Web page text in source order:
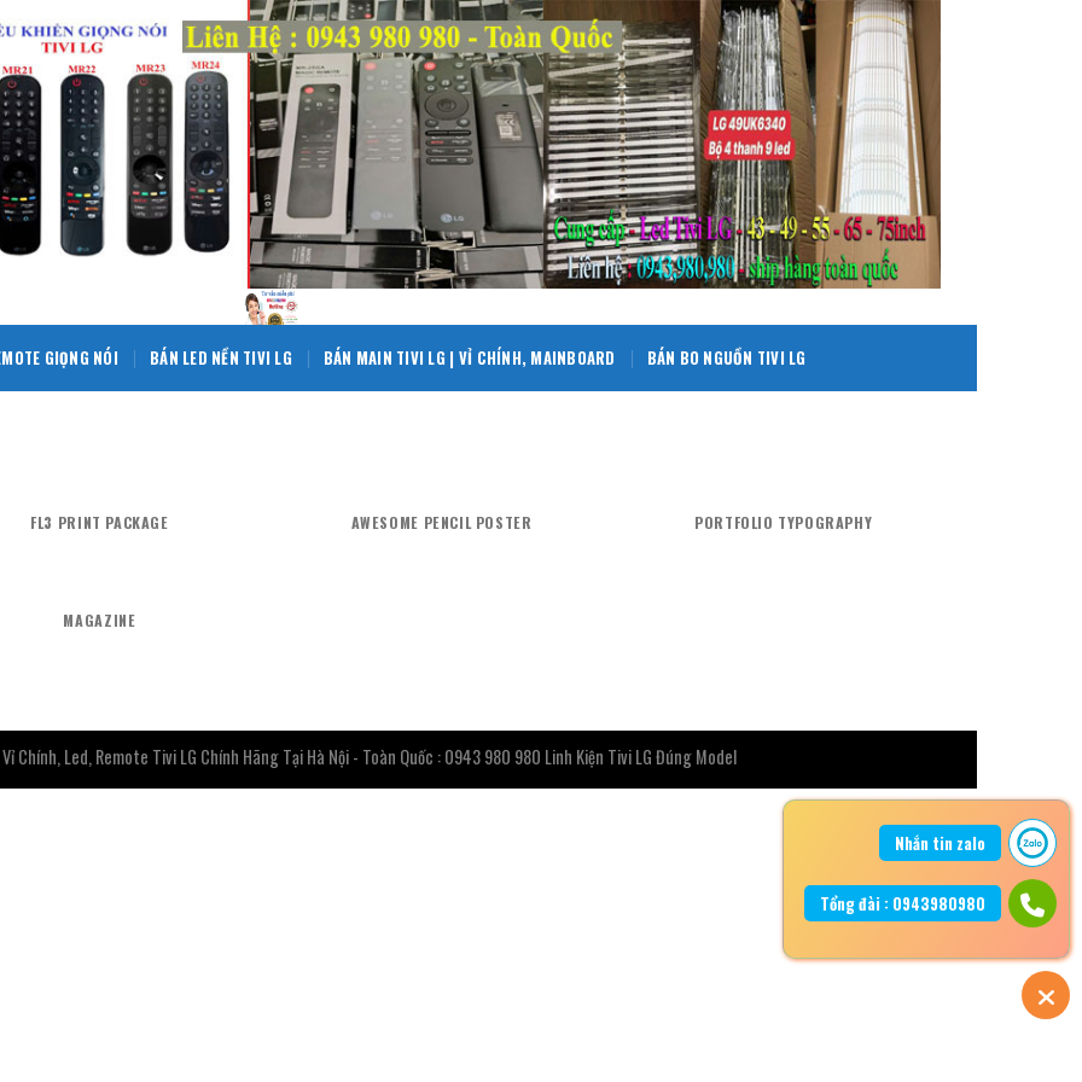
GIỌNG NÓI BÁN LED NỀN TIVI LG BÁN MAIN TIVI LG | VỈ CHÍNH, MAINBOARD BÁN BO NGUỒN TIVI LG
FL3 PRINT PACKAGE AWESOME PENCIL POSTER PORTFOLIO TYPOGRAPHY
MAGAZINE
Chính, Led, Remote Tivi LG Chính Hãng Tại Hà Nội - Toàn Quốc : 0943 980 980 Linh Kiện Tivi LG Đúng Model
Nhắn tin zalo
Tổng đài : 0943980980